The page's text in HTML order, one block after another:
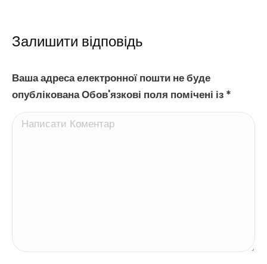
Залишити відповідь
Ваша адреса електронної пошти не буде
опублікована Обов'язкові поля помічені із *
Написати Коментар